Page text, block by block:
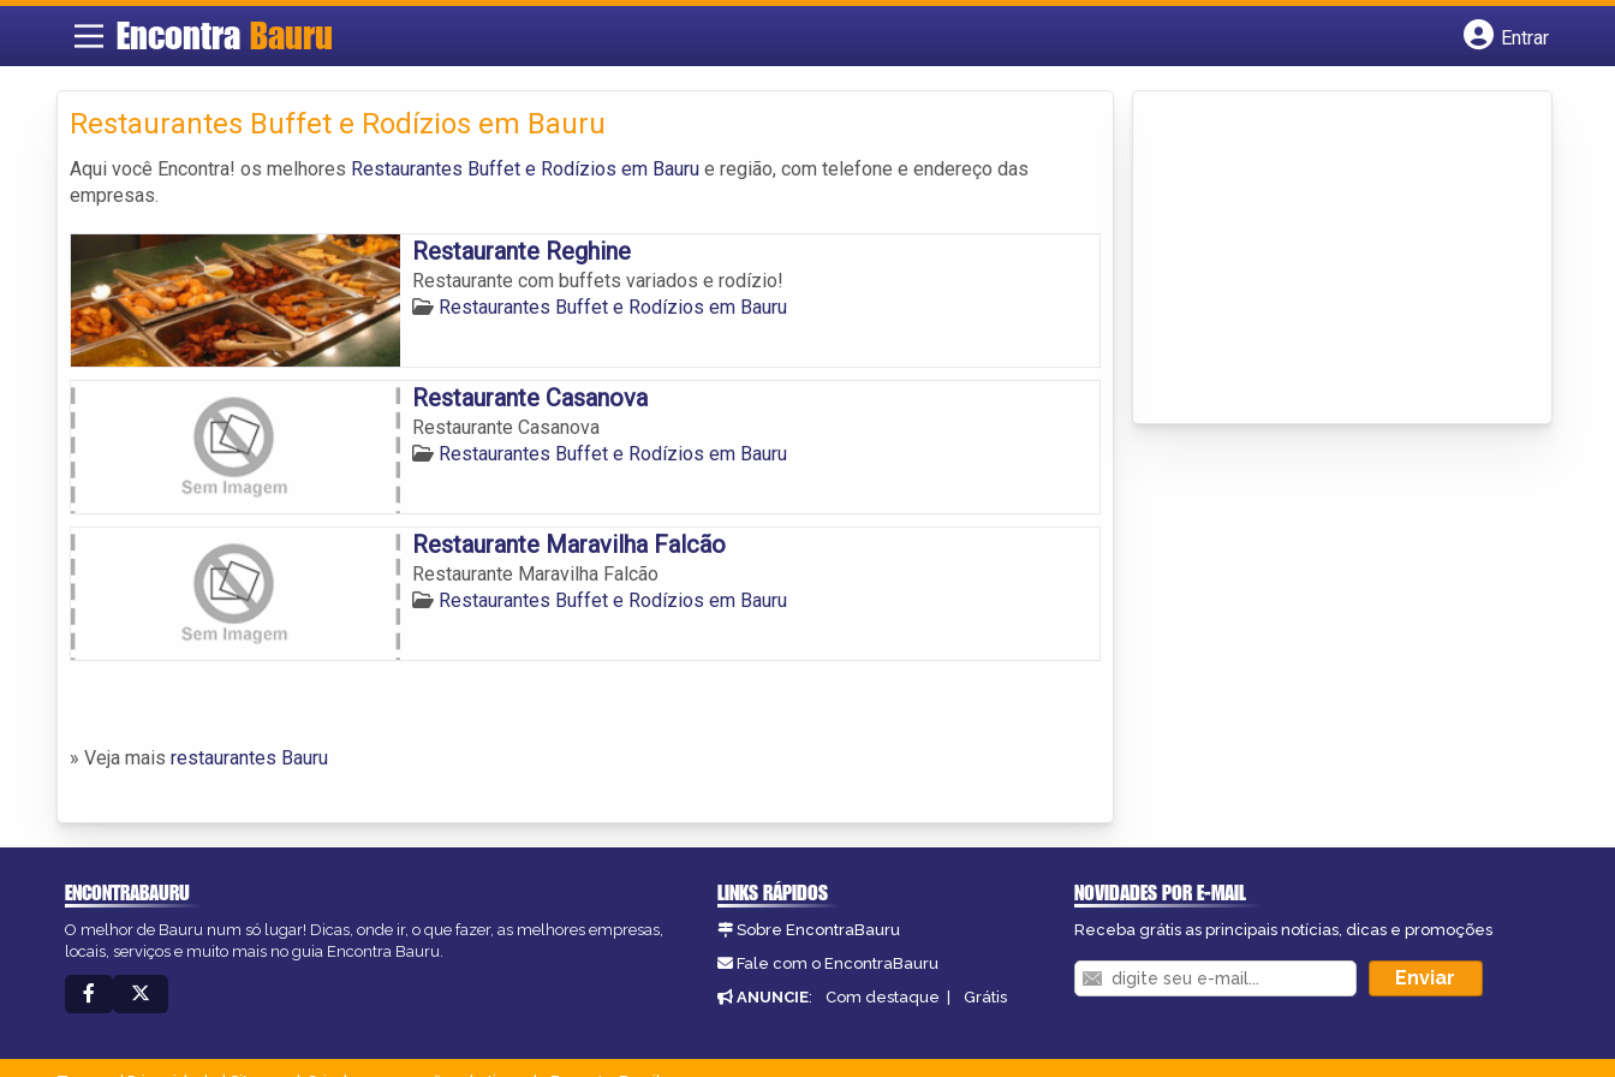
EncontraBauru
Entrar
Restaurantes Buffet e Rodízios em Bauru
Aqui você Encontra! os melhores Restaurantes Buffet e Rodízios em Bauru e região, com telefone e endereço das
empresas.
Restaurante Reghine
Restaurante com buffets variados e rodízio!
Restaurantes Buffet e Rodízios em Bauru
Restaurante Casanova
Restaurante Casanova
Restaurantes Buffet e Rodízios em Bauru
Restaurante Maravilha Falcão
Restaurante Maravilha Falcão
Restaurantes Buffet e Rodízios em Bauru
» Veja mais restaurantes Bauru
ENCONTRABAURU
O melhor de Bauru num só lugar! Dicas, onde ir, o que fazer, as melhores empresas,
locais, serviços e muito mais no guia Encontra Bauru.
LINKS RÁPIDOS
Sobre EncontraBauru
Fale com o EncontraBauru
ANUNCIE: Com destaque | Grátis
NOVIDADES POR E-MAIL
Receba grátis as principais notícias, dicas e promoções